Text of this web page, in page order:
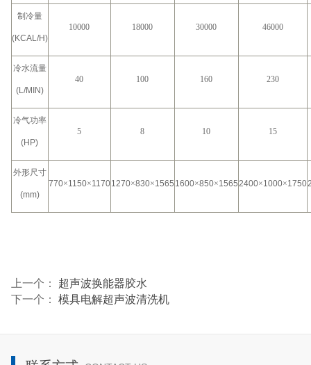
制冷量
(KCAL/H)
10000 18000 30000 46000
冷水流量
(L/MIN)
40 100 160 230
冷气功率
(HP)
5 8 10 15
外形尺寸
(mm)
770×1150×11701270×830×1565 1600×850×15652400×1000×1750
上一个： 超声波换能器胶水
下一个： 模具电解超声波清洗机